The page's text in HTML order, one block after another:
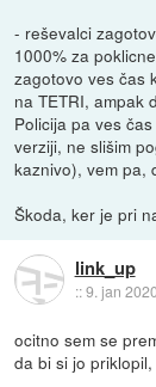
- reševalci
1000% za
zagotovo ves čas
na TETRI, ampak
Policija pa ves
verziji, ne slišim
kaznivo), vem pa,
Škoda, ker je pri
link_up
::9. jan
ocitno sem se
da bi si jo